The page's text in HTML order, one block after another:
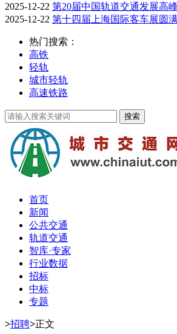
2025-12-22 第20届中国轨道交通发展高
2025-12-22 第十四届上海国际客车展圆
热门搜索：
高铁
轻轨
城市轻轨
高速铁路
首页
新闻
公共交通
轨道交通
智库·专家
行业数据
招标
中标
专题
>招聘>正文